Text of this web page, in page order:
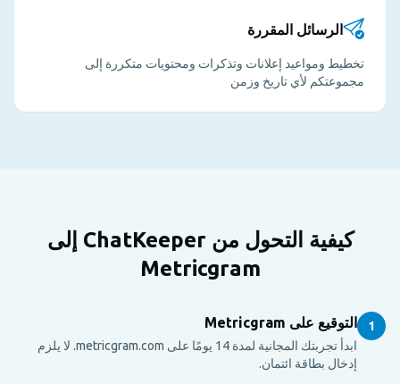
الرسائل المقررة
تخطيط ومواعيد إعلانات وتذكرات ومحتويات متكررة إلى
مجموعتكم لأي تاريخ وزمن
كيفية التحول من ChatKeeper إلى
Metricgram
1 التوقيع على Metricgram
ابدأ تجربتك المجانية لمدة 14 يومًا على metricgram.com. لا يلزم
إدخال بطاقة ائتمان.